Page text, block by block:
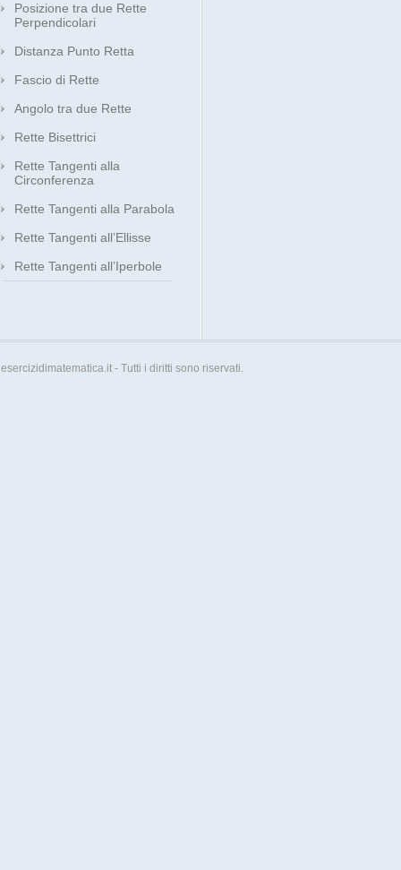
Posizione tra due Rette
Perpendicolari
Distanza Punto Retta
Fascio di Rette
Angolo tra due Rette
Rette Bisettrici
Rette Tangenti alla
Circonferenza
Rette Tangenti alla Parabola
Rette Tangenti all’Ellisse
Rette Tangenti all’Iperbole
esercizidimatematica.it - Tutti i diritti sono riservati.